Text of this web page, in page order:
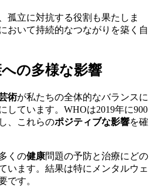
孤立に対抗する役割も果たしま
おいて持続的なつながりを築く自
の多様な影響
術が私たちの全体的なバランスに
しています。WHOは2019年に900
、これらのポジティブな影響を確
くの健康問題の予防と治療にどの
います。結果は特にメンタルウェ
です。